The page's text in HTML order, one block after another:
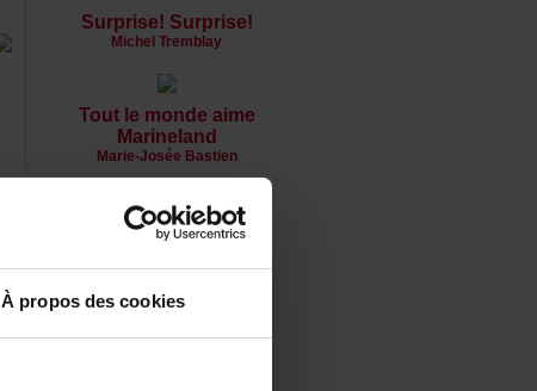
Àproposdescookies
Surprise!Surprise!
MichelTremblay
Toutlemondeaime
Marineland
Marie-JoséeBastien